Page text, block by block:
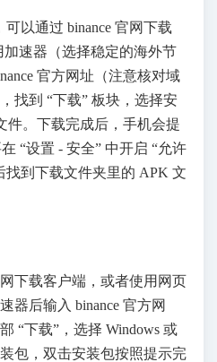
可以通过 binance 官网下载
速器（选择稳定的海外节
官方网址（注意核对域
找到 “下载” 板块，选择安
件。下载完成后，手机会提
“设置 - 安全” 中开启 “允许
找到下载文件夹里的 APK 文
下载客户端，或者使用网页
器后输入 binance 官方网
“下载”，选择 Windows 或
包，双击安装包按照提示完